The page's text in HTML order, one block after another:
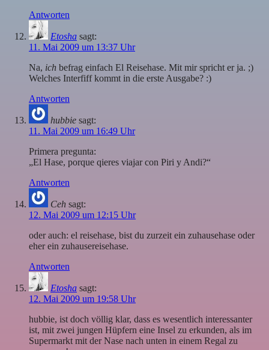
Antworten
Etosha sagt:
11. Mai 2009 um 13:37 Uhr
Na, ich befrag einfach El Reisehase. Mit mir spricht er ja. ;)
Welches Interfiff kommt in die erste Ausgabe? :)
Antworten
hubbie sagt:
11. Mai 2009 um 16:49 Uhr
Primera pregunta:
„El Hase, porque qieres viajar con Piri y Andi?“
Antworten
Ceh sagt:
12. Mai 2009 um 12:15 Uhr
oder auch: el reisehase, bist du zurzeit ein zuhausehase oder
eher ein zuhausereisehase.
Antworten
Etosha sagt:
12. Mai 2009 um 19:58 Uhr
hubbie, ist doch völlig klar, dass es wesentlich interessanter
ist, mit zwei jungen Hüpfern eine Insel zu erkunden, als im
Supermarkt mit der Nase nach unten in einem Regal zu